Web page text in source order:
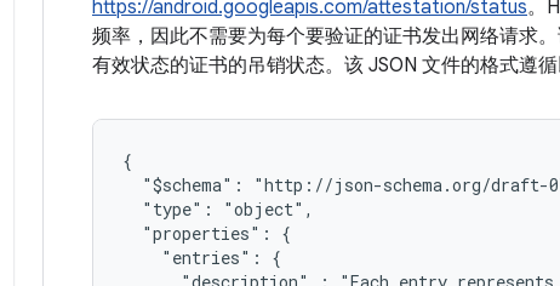
https://android.googleapis.com/attestation/status。
频率，因此不需要为每个要验证的证书发出网络请求
有效状态的证书的吊销状态。该 JSON 文件的格式遵
{
"$schema": "http://json-schema.org/draft-
  "type": "object",
  "properties": {
    "entries": {